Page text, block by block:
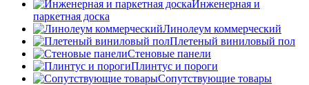
Инженерная и
паркетная доска
Линолеум коммерческий
Плетеный виниловый пол
Стеновые панели
Плинтус и пороги
Сопутствующие товары